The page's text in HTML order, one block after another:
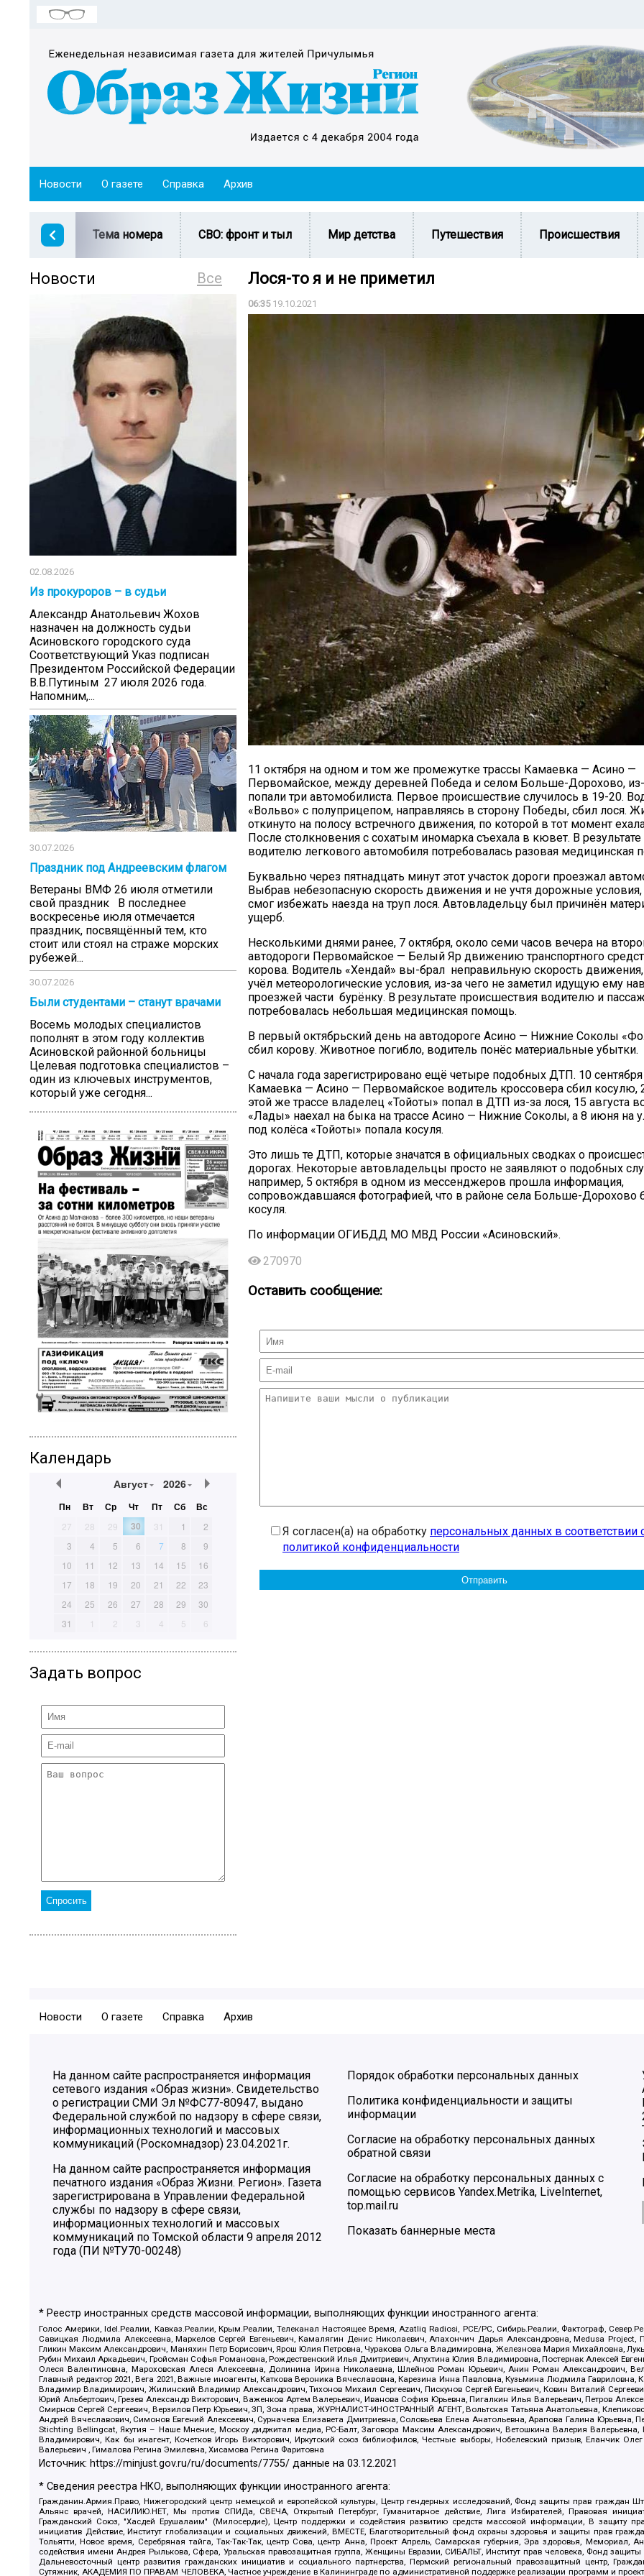
Новости О газете Справка Архив
Тема номера СВО: фронт и тыл Мир детства Путешествия Происшествия
Все
Новости
02.08.2026
Из прокуроров – в судьи
Александр Анатольевич Жохов
назначен на должность судьи
Асиновского городского суда
Соответствующий Указ подписан
Президентом Российской Федерации
В.В.Путиным 27 июля 2026 года.
Напомним,...
30.07.2026
Праздник под Андреевским флагом
Ветераны ВМФ 26 июля отметили
свой праздник В последнее
воскресенье июля отмечается
праздник, посвящённый тем, кто
стоит или стоял на страже морских
рубежей...
30.07.2026
Были студентами – станут врачами
Восемь молодых специалистов
пополнят в этом году коллектив
Асиновской районной больницы
Целевая подготовка специалистов –
один из ключевых инструментов,
который уже сегодня...
Календарь
Август 2026
Пн Вт Ср Чт Пт Сб Вс
27 28 29 30 31 1
2
3
4 5 6 7 8
9
10
11 12 13 14 15
16
17
18 19 20 21 22
23
24
25 26 27 28 29
30
31
1 2 3 4 5 6
Задать вопрос
Лося-то я и не приметил
06:3519.10.2021
11 октября на одном и том же промежутке трассы Камаевка — Асино —
Первомайское, между деревней Победа и селом Больше-Дорохово,
попали три автомобилиста. Первое происшествие случилось в 19-20.
«Вольво» с полуприцепом, направляясь в сторону Победы, сбил лося.
откинуто на полосу встречного движения, по которой в тот момент
После столкновения с сохатым иномарка съехала в кювет. В
водителю легкового автомобиля потребовалась разовая медицинская
Буквально через пятнадцать минут этот участок дороги проезжал
Выбрав небезопасную скорость движения и не учтя дорожные условия,
смог избежать наезда на труп лося. Автовладельцу был причинён
ущерб.
Несколькими днями ранее, 7 октября, около семи часов вечера на
автодороги Первомайское — Белый Яр движению транспортного
корова. Водитель «Хендай» вы-брал неправильную скорость
учёл метеорологические условия, из-за чего не заметил идущую ему
проезжей части бурёнку. В результате происшествия водителю и
потребовалась небольшая медицинская помощь.
В первый октябрьский день на автодороге Асино — Нижние Соколы
сбил корову. Животное погибло, водитель понёс материальные убытки.
С начала года зарегистрировано ещё четыре подобных ДТП. 10 сентября
Камаевка — Асино — Первомайское водитель кроссовера сбил косулю,
этой же трассе владелец «Тойоты» попал в ДТП из-за лося, 15 августа
«Лады» наехал на быка на трассе Асино — Нижние Соколы, а 8 июня на
под колёса «Тойоты» попала косуля.
Это лишь те ДТП, которые значатся в официальных сводках о
дорогах. Некоторые автовладельцы просто не заявляют о подобных
например, 5 октября в одном из мессенджеров прошла информация,
сопровождавшаяся фотографией, что в районе села Больше-Дорохово
косуля.
По информации ОГИБДД МО МВД России «Асиновский».
270970
Оставить сообщение:
Я согласен(а) на обработку персональных данных в соответствии
политикой конфиденциальности
20.09.2017
Посмотреть...
Новости О газете Справка Архив
На данном сайте распространяется информация
сетевого издания «Образ жизни». Свидетельство
о регистрации СМИ Эл №ФС77-80947, выдано
Федеральной службой по надзору в сфере связи,
информационных технологий и массовых
коммуникаций (Роскомнадзор) 23.04.2021г.
На данном сайте распространяется информация
печатного издания «Образ Жизни. Регион». Газета
зарегистрирована в Управлении Федеральной
службы по надзору в сфере связи,
информационных технологий и массовых
коммуникаций по Томской области 9 апреля 2012
года (ПИ №ТУ70-00248)
Порядок обработки персональных данных
Политика конфиденциальности и защиты
информации
Согласие на обработку персональных данных
обратной связи
Согласие на обработку персональных данных с
помощью сервисов Yandex.Metrika, LiveInternet,
top.mail.ru
Показать баннерные места
* Реестр иностранных средств массовой информации, выполняющих функции иностранного агента:
Голос Америки, Idel.Реалии, Кавказ.Реалии, Крым.Реалии, Телеканал Настоящее Время, Azatliq Radiosi, PCE/PC, Сибирь.Реалии, Фактограф,
Савицкая Людмила Алексеевна, Маркелов Сергей Евгеньевич, Камалягин Денис Николаевич, Апахончич Дарья Александровна, Medusa
Гликин Максим Александрович, Маняхин Петр Борисович, Ярош Юлия Петровна, Чуракова Ольга Владимировна, Железнова Мария Михайловна,
Рубин Михаил Аркадьевич, Гройсман Софья Романовна, Рождественский Илья Дмитриевич, Апухтина Юлия Владимировна, Постернак Алексей
Олеся Валентиновна, Мароховская Алеся Алексеевна, Долинина Ирина Николаевна, Шлейнов Роман Юрьевич, Анин Роман Александрович,
Главный редактор 2021, Вега 2021, Важные иноагенты, Каткова Вероника Вячеславовна, Карезина Инна Павловна, Кузьмина Людмила
Владимир Владимирович, Жилинский Владимир Александрович, Тихонов Михаил Сергеевич, Пискунов Сергей Евгеньевич, Ковин Виталий
Юрий Альбертович, Грезев Александр Викторович, Важенков Артем Валерьевич, Иванова София Юрьевна, Пигалкин Илья Валерьевич, Петров
Смирнов Сергей Сергеевич, Верзилов Петр Юрьевич, ЗП, Зона права, ЖУРНАЛИСТ-ИНОСТРАННЫЙ АГЕНТ, Вольтская Татьяна Анатольевна,
Андрей Вячеславович, Симонов Евгений Алексеевич, Сурначева Елизавета Дмитриевна, Соловьева Елена Анатольевна, Арапова Галина
Stichting Bellingcat, Якутия – Наше Мнение, Москоу диджитал медиа, РС-Балт, Заговора Максим Александрович, Ветошкина Валерия
Владимирович, Как бы инагент, Кочетков Игорь Викторович, Иркутский союз библиофилов, Честные выборы, Нобелевский призыв, Еланчик
Валерьевич , Гималова Регина Эмилевна, Хисамова Регина Фаритовна
Источник: https://minjust.gov.ru/ru/documents/7755/ данные на03.12.2021
* Сведения реестра НКО, выполняющих функции иностранного агента:
Гражданин.Армия.Право, Нижегородский центр немецкой и европейской культуры, Центр гендерных исследований, Фонд защиты прав граждан
Альянс врачей, НАСИЛИЮ.НЕТ, Мы против СПИДа, СВЕЧА, Открытый Петербург, Гуманитарное действие, Лига Избирателей, Правовая
Гражданский Союз, "Хасдей Ерушалаим" (Милосердие), Центр поддержки и содействия развитию средств массовой информации, В защиту
инициатив Действие, Институт глобализации и социальных движений, ВМЕСТЕ, Благотворительный фонд охраны здоровья и защиты прав
Тольятти, Новое время, Серебряная тайга, Так-Так-Так, центр Сова, центр Анна, Проект Апрель, Самарская губерния, Эра здоровья, Мемориал,
содействия имени Андрея Рылькова, Сфера, Уральская правозащитная группа, Женщины Евразии, СИБАЛЬТ, Институт прав человека, Фонд защиты
Дальневосточный центр развития гражданских инициатив и социального партнерства, Пермский региональный правозащитный центр,
Сутяжник, АКАДЕМИЯ ПО ПРАВАМ ЧЕЛОВЕКА, Частное учреждение в Калининграде по административной поддержке реализации программ и